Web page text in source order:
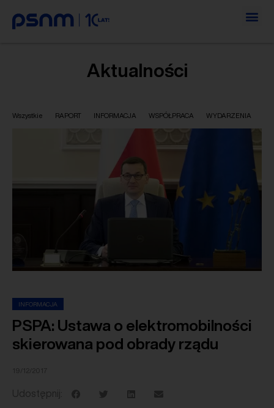
Aktualności
Wszystkie RAPORT INFORMACJA WSPÓŁPRACA WYDARZENIA
INFORMACJA
PSPA: Ustawa o elektromobilności
skierowana pod obrady rządu
19/12/2017
Udostępnij: